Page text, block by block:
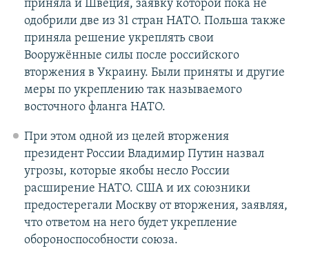
приняла и Швеция, заявку которой пока не
одобрили две из 31 стран НАТО. Польша также
приняла решение укреплять свои
Вооружённые силы после российского
вторжения в Украину. Были приняты и другие
меры по укреплению так называемого
восточного фланга НАТО.
При этом одной из целей вторжения
президент России Владимир Путин назвал
угрозы, которые якобы несло России
расширение НАТО. США и их союзники
предостерегали Москву от вторжения, заявляя,
что ответом на него будет укрепление
обороноспособности союза.